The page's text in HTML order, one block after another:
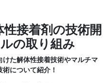
CONTACT
接着剤の技術開
の取り組み
た解体性接着技術やマルチマ
について紹介！